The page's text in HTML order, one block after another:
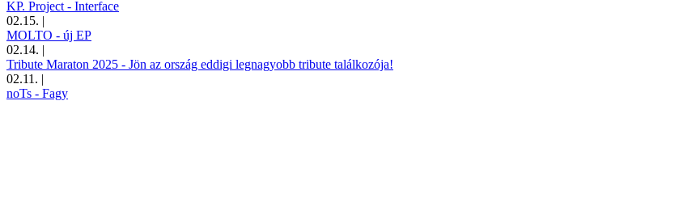
KP. Project - Interface
02.15. |
MOLTO - új EP
02.14. |
Tribute Maraton 2025 - Jön az ország eddigi legnagyobb tribute találkozója!
02.11. |
noTs - Fagy